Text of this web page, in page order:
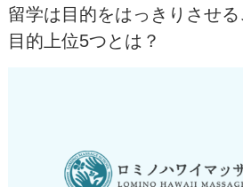
留学は目的をはっきりさせ
目的上位5つとは？